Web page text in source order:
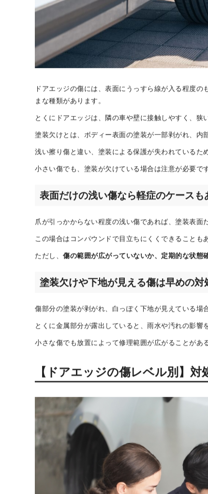
ドアエッジの傷には、表面にうっすら線が入る程度の
とくにドアエッジは、隣の車や壁に接触しやすく、
塗装欠けとは、ボディー表面の塗装が一部剥がれ、内
浅い擦り傷と違い、塗装による保護が失われているた
小さい傷でも、塗装が欠けている場合は注意が必要で
表面だけの浅い傷なら軽症のケースも
爪が引っかからない程度の浅い傷であれば、塗装表面
この場合はコンパウンドで目立ちにくくできることも
ただし、傷の範囲が広がっていないか、定期的な状態
塗装欠けや下地が見える傷は早めの対
とくに金属部分が露出していると、雨水や汚れの影
小さな傷でも放置によって修理範囲が広がることがあ
【ドアエッジの傷レベル別】対